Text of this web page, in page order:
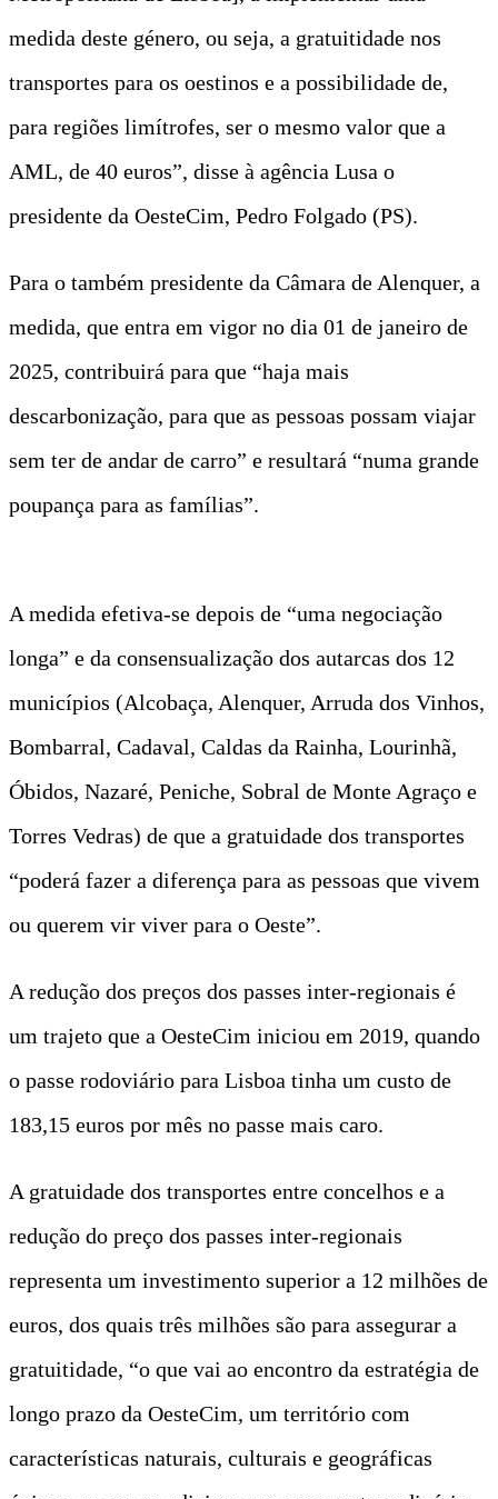
medida deste género, ou seja, a gratuitidade nos
transportes para os oestinos e a possibilidade de,
para regiões limítrofes, ser o mesmo valor que a
AML, de 40 euros”, disse à agência Lusa o
presidente da OesteCim, Pedro Folgado (PS).
Para o também presidente da Câmara de Alenquer, a
medida, que entra em vigor no dia 01 de janeiro de
2025, contribuirá para que “haja mais
descarbonização, para que as pessoas possam viajar
sem ter de andar de carro” e resultará “numa grande
poupança para as famílias”.
A medida efetiva-se depois de “uma negociação
longa” e da consensualização dos autarcas dos 12
municípios (Alcobaça, Alenquer, Arruda dos Vinhos,
Bombarral, Cadaval, Caldas da Rainha, Lourinhã,
Óbidos, Nazaré, Peniche, Sobral de Monte Agraço e
Torres Vedras) de que a gratuidade dos transportes
“poderá fazer a diferença para as pessoas que vivem
ou querem vir viver para o Oeste”.
A redução dos preços dos passes inter-regionais é
um trajeto que a OesteCim iniciou em 2019, quando
o passe rodoviário para Lisboa tinha um custo de
183,15 euros por mês no passe mais caro.
A gratuidade dos transportes entre concelhos e a
redução do preço dos passes inter-regionais
representa um investimento superior a 12 milhões de
euros, dos quais três milhões são para assegurar a
gratuitidade, “o que vai ao encontro da estratégia de
longo prazo da OesteCim, um território com
características naturais, culturais e geográficas